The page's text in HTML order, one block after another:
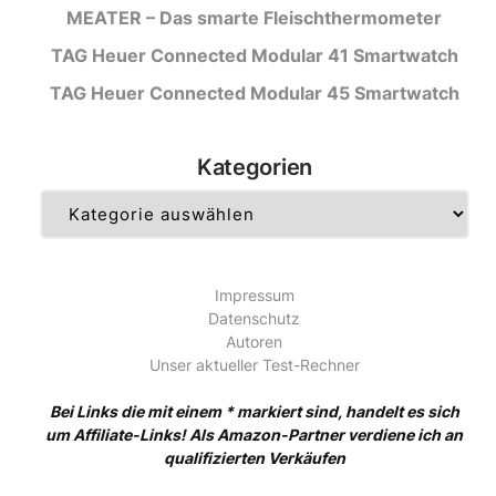
MEATER – Das smarte Fleischthermometer
TAG Heuer Connected Modular 41 Smartwatch
TAG Heuer Connected Modular 45 Smartwatch
Kategorien
Impressum
Datenschutz
Autoren
Unser aktueller Test-Rechner
Bei Links die mit einem * markiert sind, handelt es sich
um Affiliate-Links! Als Amazon-Partner verdiene ich an
qualifizierten Verkäufen